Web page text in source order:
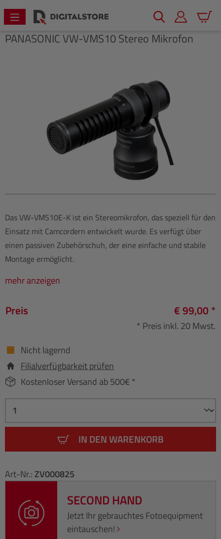
springen
PANASONIC VW-VMS10 Stereo Mikrofon
Das VW-VMS10E-K ist ein Stereomikrofon, das speziell für den
Einsatz mit Camcordern entwickelt wurde. Es verfügt über
einen passiven Zubehörschuh, der eine einfache und stabile
Montage ermöglicht.
mehr anzeigen
Preis € 99,00 *
* Preis inkl. 20 Mwst.
Nicht lagernd
Filialverfügbarkeit prüfen
Kostenloser Versand ab 500€ *
IN DEN WARENKORB
Art-Nr.: ZV000825
SECOND HAND
Jetzt Ihr gebrauchtes Fotoequipment
eintauschen!